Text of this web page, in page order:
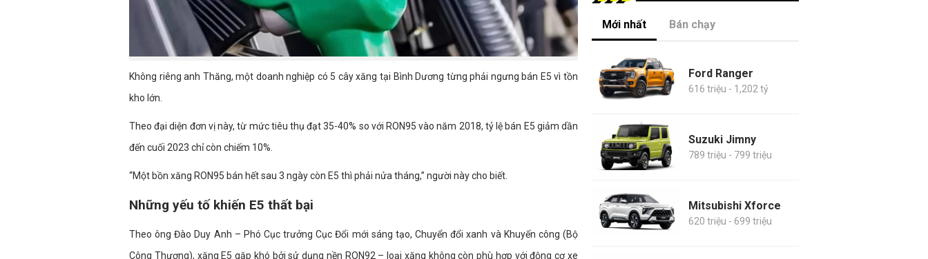
Không riêng anh Thăng, một doanh nghiệp có 5 cây xăng tại Bình Dương từng phải ngưng bán E5 vì tồn
kho lớn.
Theo đại diện đơn vị này, từ mức tiêu thụ đạt 35-40% so với RON95 vào năm 2018, tỷ lệ bán E5 giảm dần
đến cuối 2023 chỉ còn chiếm 10%.
“Một bồn xăng RON95 bán hết sau 3 ngày còn E5 thì phải nửa tháng,” người này cho biết.
Những yếu tố khiến E5 thất bại
Theo ông Đào Duy Anh – Phó Cục trưởng Cục Đổi mới sáng tạo, Chuyển đổi xanh và Khuyến công (Bộ
Công Thương), xăng E5 gặp khó bởi sử dụng nền RON92 – loại xăng không còn phù hợp với động cơ xe
Mới nhất Bán chạy
Ford Ranger
616 triệu - 1,202 tỷ
Suzuki Jimny
789 triệu - 799 triệu
Mitsubishi Xforce
620 triệu - 699 triệu